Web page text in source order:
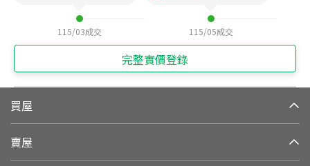
115/03成交 115/05成交
完整實價登錄
買屋
賣屋